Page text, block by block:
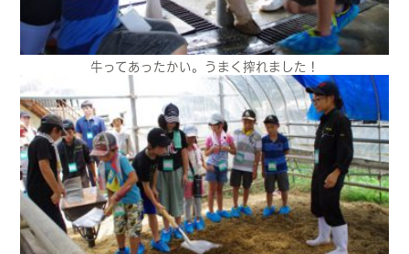
牛ってあったかい。うまく搾れました！